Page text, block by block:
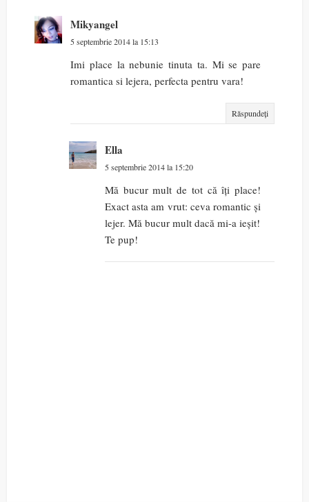
Mikyangel
5 septembrie 2014 la 15:13
Imi place la nebunie tinuta ta. Mi se pare
romantica si lejera, perfecta pentru vara!
Răspundeți
Ella
5 septembrie 2014 la 15:20
Mă bucur mult de tot că îți place!
Exact asta am vrut: ceva romantic și
lejer. Mă bucur mult dacă mi-a ieșit!
Te pup!